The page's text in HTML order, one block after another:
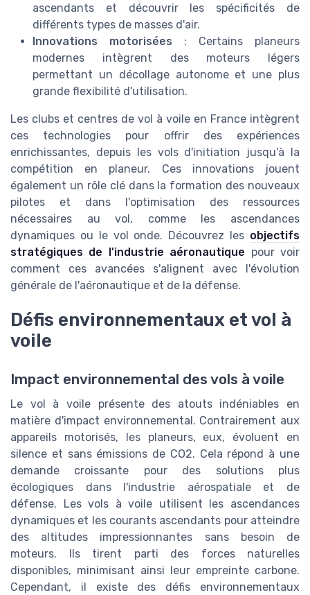
ascendants et découvrir les spécificités de
différents types de masses d'air.
Innovations motorisées : Certains planeurs
modernes intègrent des moteurs légers
permettant un décollage autonome et une plus
grande flexibilité d'utilisation.
Les clubs et centres de vol à voile en France intègrent
ces technologies pour offrir des expériences
enrichissantes, depuis les vols d'initiation jusqu'à la
compétition en planeur. Ces innovations jouent
également un rôle clé dans la formation des nouveaux
pilotes et dans l'optimisation des ressources
nécessaires au vol, comme les ascendances
dynamiques ou le vol onde. Découvrez les objectifs
stratégiques de l'industrie aéronautique pour voir
comment ces avancées s'alignent avec l'évolution
générale de l'aéronautique et de la défense.
Défis environnementaux et vol à
voile
Impact environnemental des vols à voile
Le vol à voile présente des atouts indéniables en
matière d'impact environnemental. Contrairement aux
appareils motorisés, les planeurs, eux, évoluent en
silence et sans émissions de CO2. Cela répond à une
demande croissante pour des solutions plus
écologiques dans l'industrie aérospatiale et de
défense. Les vols à voile utilisent les ascendances
dynamiques et les courants ascendants pour atteindre
des altitudes impressionnantes sans besoin de
moteurs. Ils tirent parti des forces naturelles
disponibles, minimisant ainsi leur empreinte carbone.
Cependant, il existe des défis environnementaux